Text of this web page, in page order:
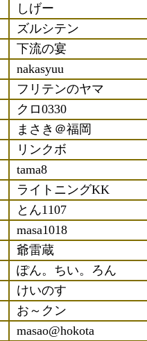
しげー
ズルシテン
下流の宴
nakasyuu
フリテンのヤマ
クロ0330
まさき＠福岡
リンクボ
tama8
ライトニングKK
とん1107
masa1018
爺雷蔵
ぽん。ちい。ろん
けいのす
お～クン
masao@hokota